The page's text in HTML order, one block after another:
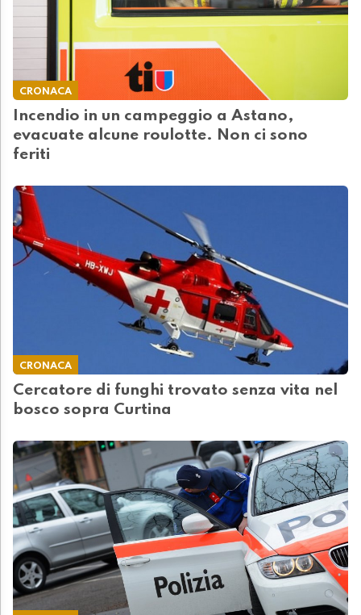
CRONACA
Incendio in un campeggio a Astano,
evacuate alcune roulotte. Non ci sono
feriti
CRONACA
Cercatore di funghi trovato senza vita nel
bosco sopra Curtina